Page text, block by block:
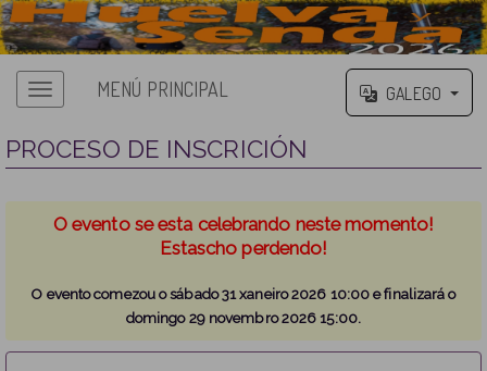
MENÚ PRINCIPAL GALEGO
PROCESO DE INSCRICIÓN
O evento se esta celebrando neste momento!
Estascho perdendo!
O evento comezou o sábado 31 xaneiro 2026 10:00 e finalizará o
domingo 29 novembro 2026 15:00.